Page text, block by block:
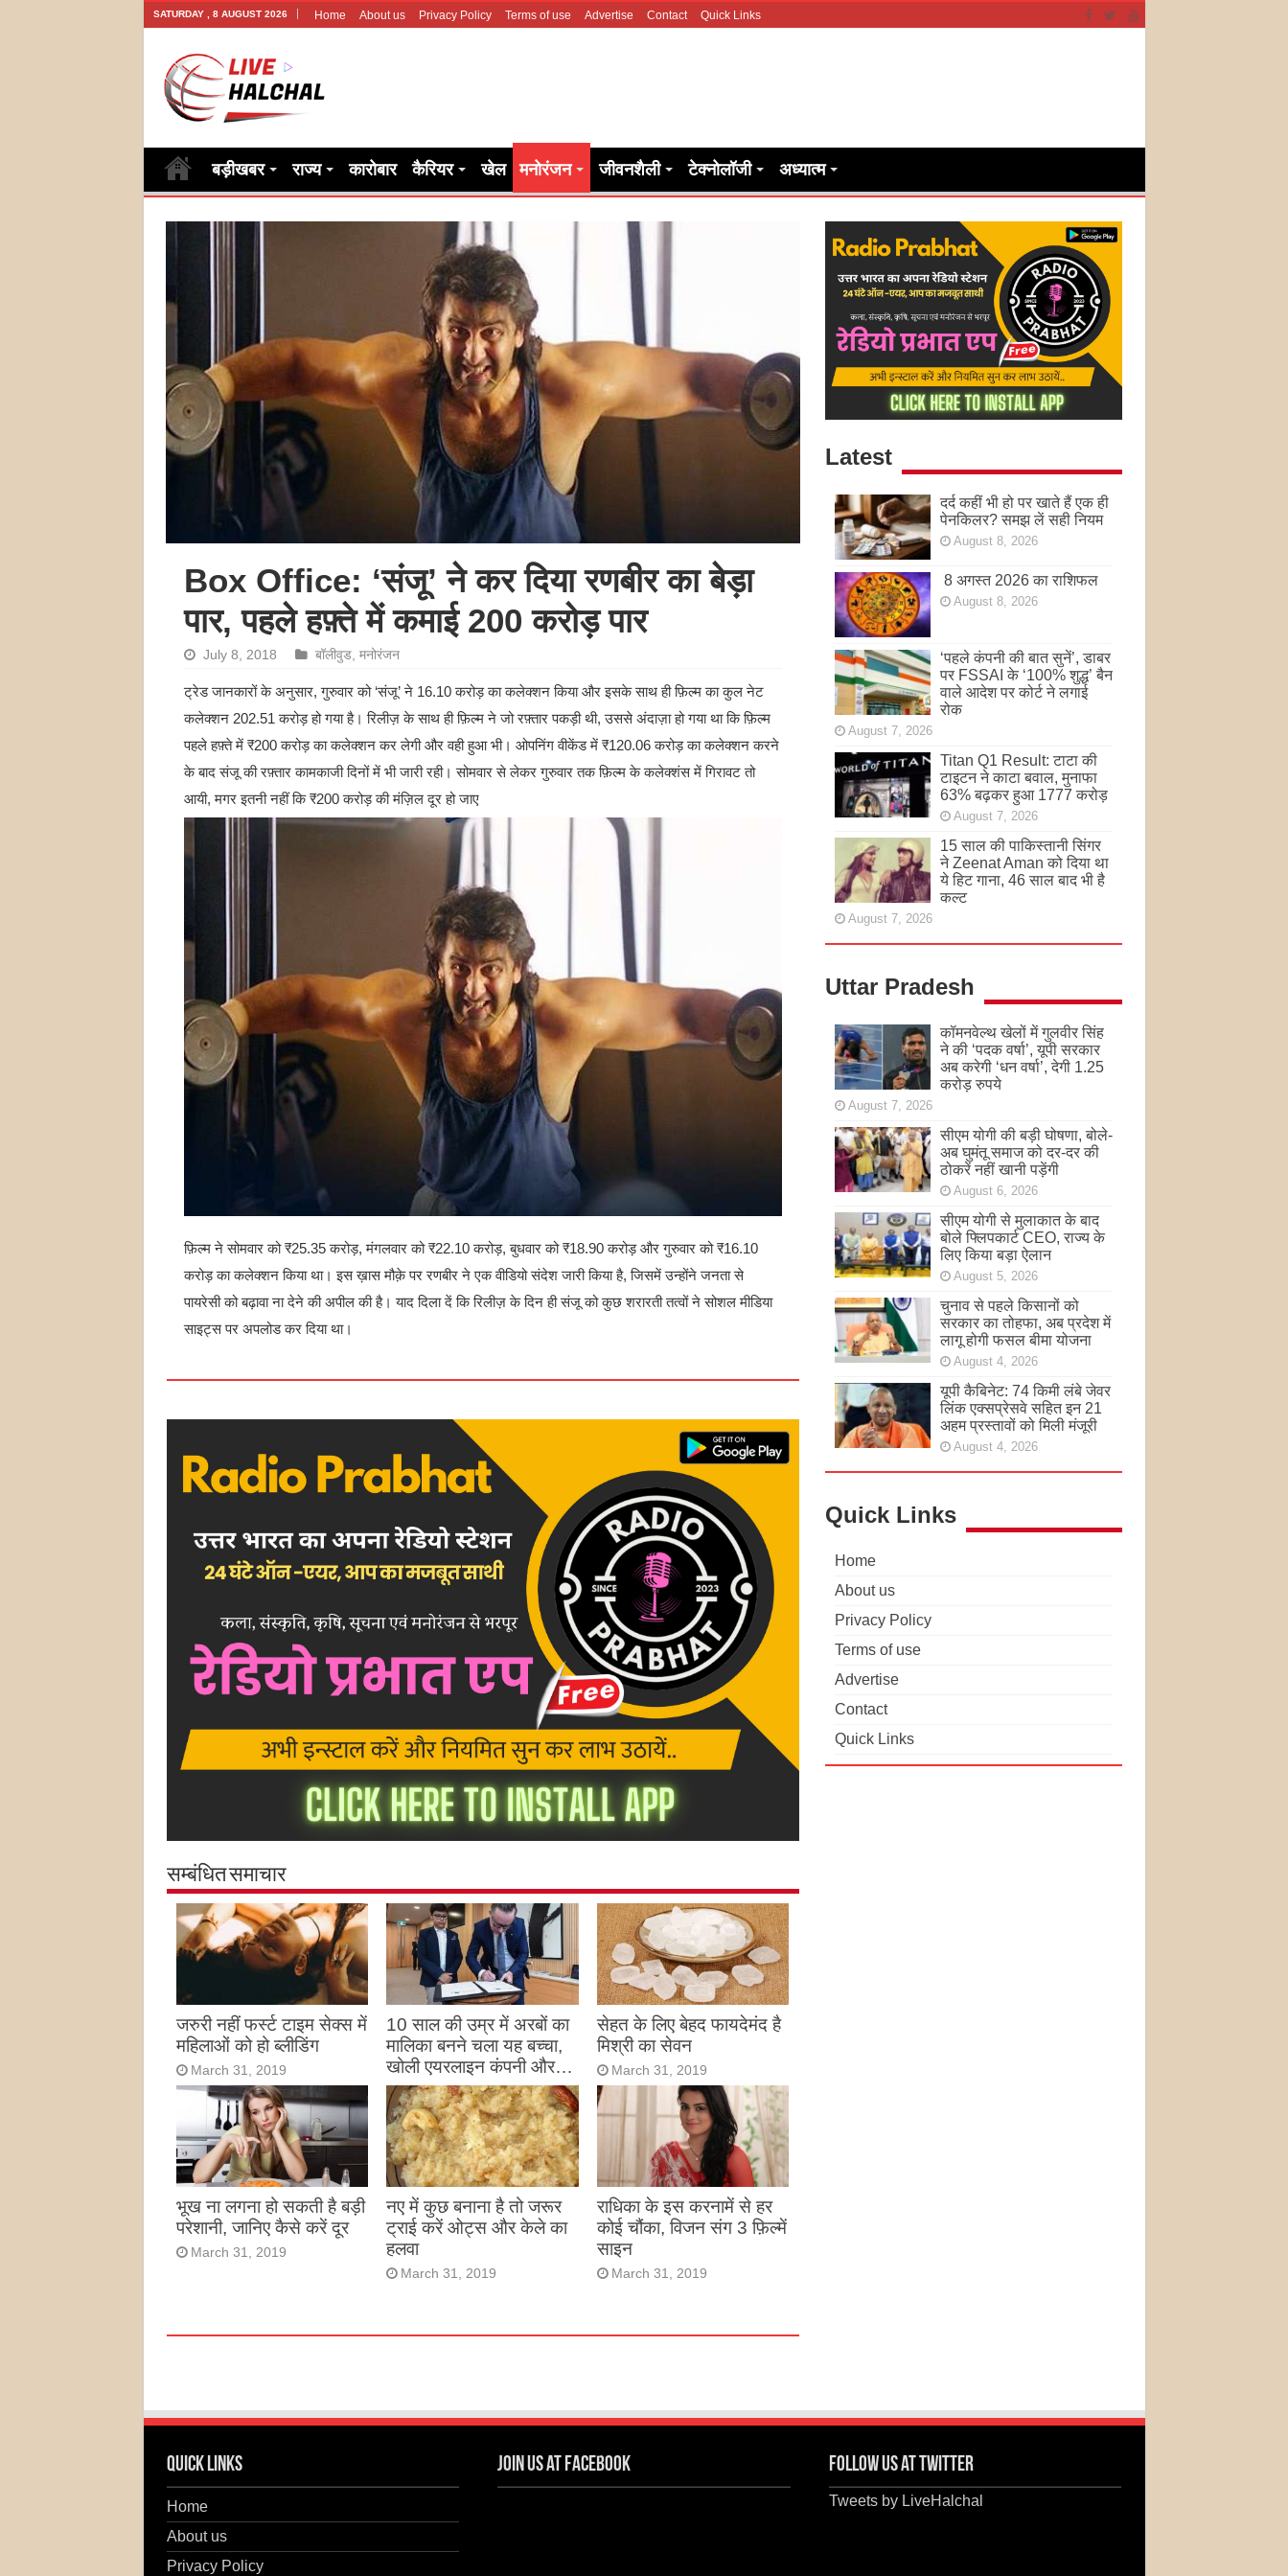
SATURDAY , 8 AUGUST 2026 Home About us Privacy Policy Terms of use Advertise Contact Quick Links
बड़ीखबर राज्य कारोबार कैरियर खेल मनोरंजन जीवनशैली टेक्नोलॉजी अध्यात्म
Box Office: ‘संजू’ ने कर दिया रणबीर का बेड़ा
पार, पहले हफ़्ते में कमाई 200 करोड़ पार
July 8, 2018 बॉलीवुड, मनोरंजन
ट्रेड जानकारों के अनुसार, गुरुवार को ‘संजू’ ने 16.10 करोड़ का कलेक्शन किया और इसके साथ ही फ़िल्म का कुल नेट
कलेक्शन 202.51 करोड़ हो गया है। रिलीज़ के साथ ही फ़िल्म ने जो रफ़्तार पकड़ी थी, उससे अंदाज़ा हो गया था कि फ़िल्म
पहले हफ़्ते में ₹200 करोड़ का कलेक्शन कर लेगी और वही हुआ भी। ओपनिंग वीकेंड में ₹120.06 करोड़ का कलेक्शन करने
के बाद संजू की रफ़्तार कामकाजी दिनों में भी जारी रही। सोमवार से लेकर गुरुवार तक फ़िल्म के कलेक्शंस में गिरावट तो
आयी, मगर इतनी नहीं कि ₹200 करोड़ की मंज़िल दूर हो जाए
फ़िल्म ने सोमवार को ₹25.35 करोड़, मंगलवार को ₹22.10 करोड़, बुधवार को ₹18.90 करोड़ और गुरुवार को ₹16.10
करोड़ का कलेक्शन किया था। इस ख़ास मौक़े पर रणबीर ने एक वीडियो संदेश जारी किया है, जिसमें उन्होंने जनता से
पायरेसी को बढ़ावा ना देने की अपील की है। याद दिला दें कि रिलीज़ के दिन ही संजू को कुछ शरारती तत्वों ने सोशल मीडिया
साइट्स पर अपलोड कर दिया था।
सम्बंधित समाचार
जरुरी नहीं फर्स्ट टाइम सेक्स में
महिलाओं को हो ब्लीडिंग
March 31, 2019
10 साल की उम्र में अरबों का
मालिका बनने चला यह बच्चा,
खोली एयरलाइन कंपनी और…
March 31, 2019
सेहत के लिए बेहद फायदेमंद है
मिश्री का सेवन
March 31, 2019
भूख ना लगना हो सकती है बड़ी
परेशानी, जानिए कैसे करें दूर
March 31, 2019
नए में कुछ बनाना है तो जरूर
ट्राई करें ओट्स और केले का
हलवा
March 31, 2019
राधिका के इस करनामें से हर
कोई चौंका, विजन संग 3 फ़िल्में
साइन
March 31, 2019
Latest
दर्द कहीं भी हो पर खाते हैं एक ही
पेनकिलर? समझ लें सही नियम
August 8, 2026
8 अगस्त 2026 का राशिफल
August 8, 2026
‘पहले कंपनी की बात सुनें’, डाबर
पर FSSAI के ‘100% शुद्ध’ बैन
वाले आदेश पर कोर्ट ने लगाई
रोक
August 7, 2026
Titan Q1 Result: टाटा की
टाइटन ने काटा बवाल, मुनाफा
63% बढ़कर हुआ 1777 करोड़
August 7, 2026
15 साल की पाकिस्तानी सिंगर
ने Zeenat Aman को दिया था
ये हिट गाना, 46 साल बाद भी है
कल्ट
August 7, 2026
Uttar Pradesh
कॉमनवेल्थ खेलों में गुलवीर सिंह
ने की ‘पदक वर्षा’, यूपी सरकार
अब करेगी ‘धन वर्षा’, देगी 1.25
करोड़ रुपये
August 7, 2026
सीएम योगी की बड़ी घोषणा, बोले-
अब घुमंतू समाज को दर-दर की
ठोकरें नहीं खानी पड़ेंगी
August 6, 2026
सीएम योगी से मुलाकात के बाद
बोले फ्लिपकार्ट CEO, राज्य के
लिए किया बड़ा ऐलान
August 5, 2026
चुनाव से पहले किसानों को
सरकार का तोहफा, अब प्रदेश में
लागू होगी फसल बीमा योजना
August 4, 2026
यूपी कैबिनेट: 74 किमी लंबे जेवर
लिंक एक्सप्रेसवे सहित इन 21
अहम प्रस्तावों को मिली मंजूरी
August 4, 2026
Quick Links
Home
About us
Privacy Policy
Terms of use
Advertise
Contact
Quick Links
Quick Links
Home
About us
Privacy Policy
Join us at Facebook Follow us at Twitter
Tweets by LiveHalchal